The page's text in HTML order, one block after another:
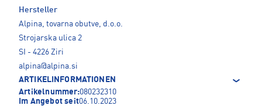
Hersteller
Alpina, tovarna obutve, d.o.o.
Strojarska ulica 2
SI - 4226 Ziri
alpina@alpina.si
ARTIKELINFORMATIONEN
Artikelnummer:080232310
Im Angebot seit06.10.2023